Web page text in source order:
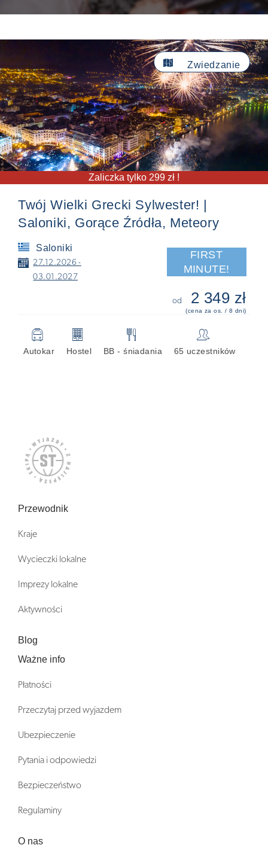
Zaliczka tylko 299 zł !
Zwiedzanie

Twój Wielki Grecki Sylwester! |
Saloniki, Gorące Źródła, Meteory
Saloniki
📅 27.12.2026 -
03.01.2027
FIRST
MINUTE!
od 2 349 zł
(cena za os. / 8 dni)
🚍
Autokar
🏢
Hostel
🍴
BB - śniadania
👥
65 uczestników
Przewodnik
Kraje
Wycieczki lokalne
Imprezy lokalne
Aktywności
Blog
Ważne info
Płatności
Przeczytaj przed wyjazdem
Ubezpieczenie
Pytania i odpowiedzi
Bezpieczeństwo
Regulaminy
O nas